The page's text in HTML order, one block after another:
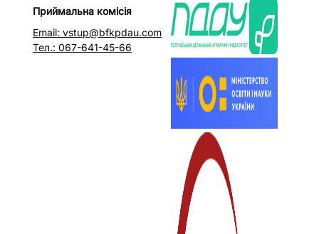
Приймальна комісія
Email: vstup@bfkpdau.com
Тел.: 067-641-45-66